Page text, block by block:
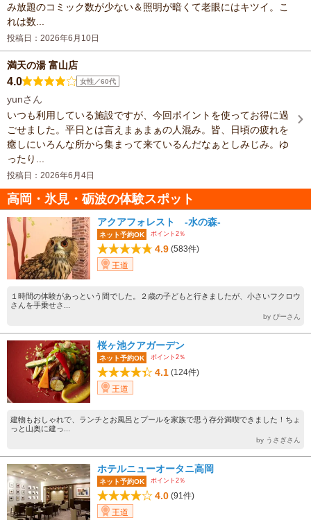
み放題のコミック数が少ない＆照明が暗くて老眼にはキツイ。こ
れは数...
投稿日：2026年6月10日
満天の湯 富山店
4.0 女性／60代
yunさん
いつも利用している施設ですが、今回ポイントを使ってお得に過
ごせました。平日とは言えまぁまぁの人混み。皆、日頃の疲れを
癒しにいろんな所から集まって来ているんだなぁとしみじみ。ゆ
ったり...
投稿日：2026年6月4日
高岡・氷見・砺波の体験スポット
アクアフォレスト -水の森-
ネット予約OK ポイント2％
4.9 (583件)
王道
１時間の体験があっという間でした。２歳の子どもと行きましたが、小さいフクロウ
さんを手乗せさ...
by ぴーさん
桜ヶ池クアガーデン
ネット予約OK ポイント2％
4.1 (124件)
王道
建物もおしゃれで、ランチとお風呂とプールを家族で思う存分満喫できました！ちょ
っと山奥に建っ...
by うさぎさん
ホテルニューオータニ高岡
ネット予約OK ポイント2％
4.0 (91件)
王道